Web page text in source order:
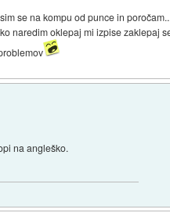
se na kompu od punce in poročam...
naredim oklepaj mi izpise zaklepaj
na angleško.